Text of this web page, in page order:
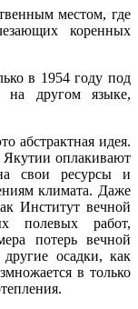
местом, где
коренных
в 1954 году под
на другом языке,
абстрактная идея.
оплакивают
свои ресурсы и
климата. Даже
Институт вечной
полевых работ,
потерь вечной
осадки, как
в только